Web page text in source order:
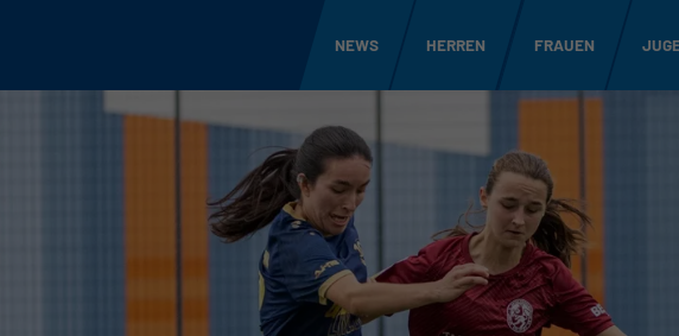
NEWS HERREN FRAUEN